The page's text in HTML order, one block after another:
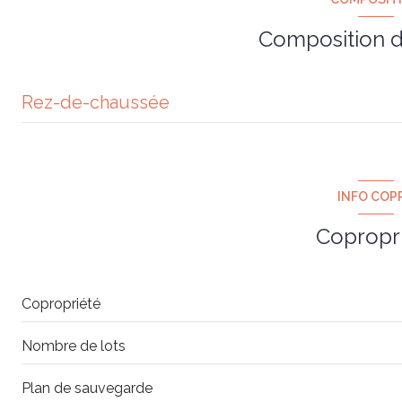
Composition
Rez-de-chaussée
chambre
salle d'eau
INFO
Copropriété
Nombre de lots
Plan de sauvegarde